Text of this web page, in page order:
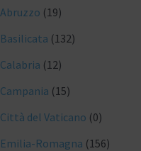
Abruzzo (19)
Basilicata (132)
Calabria (12)
Campania (15)
Città del Vaticano (0)
Emilia-Romagna (156)